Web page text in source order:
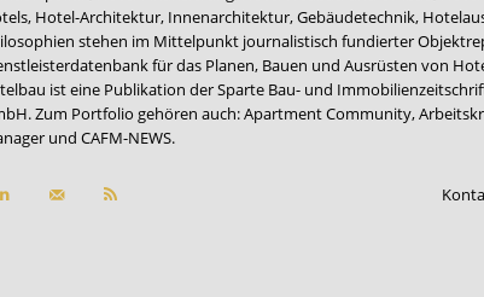
Hotel-Architektur, Innenarchitektur, Gebäudetechnik,
stehen im Mittelpunkt journalistisch fundierter
für das Planen, Bauen und Ausrüsten von
ist eine Publikation der Sparte Bau- und
Zum Portfolio gehören auch:Apartment Community,
und CAFM-NEWS.